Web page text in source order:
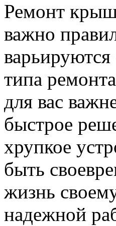
Ремонт
важно
типа
для вас
быстрое
хрупкое
быть
жизнь
надежной